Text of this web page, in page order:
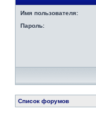
Имя пользователя:
Пароль:
Список форумов